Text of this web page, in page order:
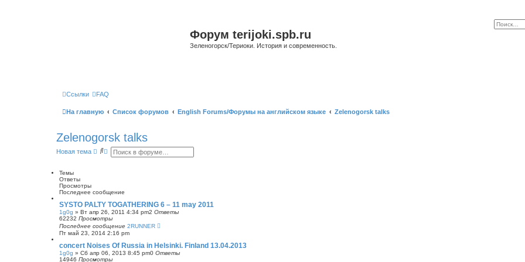
Форум terijoki.spb.ru
Зеленогорск/Териоки. История и современность.
Ссылки FAQ
На главную Список форумов English Forums/Форумы на английском языке Zelenogorsk talks
Zelenogorsk talks
Новая тема
П Р
е
н
ы
й
п
о
с
к
Темы
Ответы
Просмотры
Последнее сообщение
SYSTO PALTY TOGATHERING 6 – 11 may 2011
1g0g » Вт апр 26, 2011 4:34 pm2 Ответы
62232 Просмотры
Последнее сообщение 2RUNNER
Пт май 23, 2014 2:16 pm
concert Noises Of Russia in Helsinki. Finland 13.04.2013
1g0g » Сб апр 06, 2013 8:45 pm0 Ответы
14946 Просмотры